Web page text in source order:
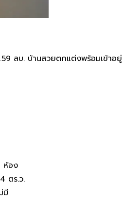
งหนองโคตร ร
ลบ. บ้านสวยตกแต่งพร้อมเข้าอยู่
ห้อง
ตร.ว.
มี